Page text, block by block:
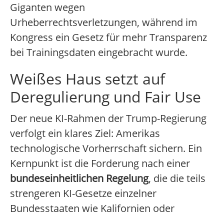
Giganten wegen
Urheberrechtsverletzungen, während im
Kongress ein Gesetz für mehr Transparenz
bei Trainingsdaten eingebracht wurde.
Weißes Haus setzt auf
Deregulierung und Fair Use
Der neue KI-Rahmen der Trump-Regierung
verfolgt ein klares Ziel: Amerikas
technologische Vorherrschaft sichern. Ein
Kernpunkt ist die Forderung nach einer
bundeseinheitlichen Regelung, die die teils
strengeren KI-Gesetze einzelner
Bundesstaaten wie Kalifornien oder